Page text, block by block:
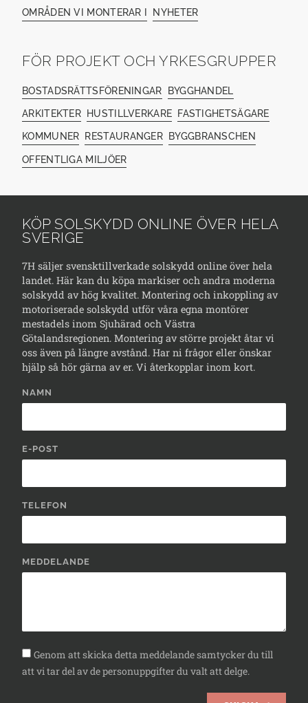
OMRÅDEN VI MONTERAR I NYHETER
FÖR PROJEKT OCH YRKESGRUPPER
BOSTADSRÄTTSFÖRENINGAR BYGGHANDEL
ARKITEKTER HUSTILLVERKARE FASTIGHETSÄGARE
KOMMUNER RESTAURANGER BYGGBRANSCHEN
OFFENTLIGA MILJÖER
KÖP SOLSKYDD ONLINE ÖVER HELA
SVERIGE
7H säljer svensktillverkade solskydd online över hela
landet. Här kan du köpa markiser och andra moderna
solskydd av hög kvalitet. Montering och inkoppling av
motoriserade solskydd utför våra egna montörer
mestadels inom Sjuhärad och Västra
Götalandsregionen. Montering av större projekt åtar vi
oss även på längre avstånd. Har ni frågor eller önskar
hjälp så hör gärna av er. Vi återkopplar inom kort.
NAMN
E-POST
TELEFON
MEDDELANDE
Genom att skicka detta meddelande samtycker du till
att vi tar del av de personuppgifter du valt att delge.